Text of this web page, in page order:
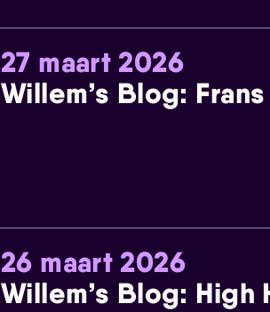
27 maart 2026
Willem’s Blog:
26 maart 2026
Willem’s Blog: High